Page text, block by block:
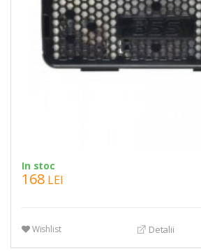
In stoc
168 LEI
Wishlist Detalii